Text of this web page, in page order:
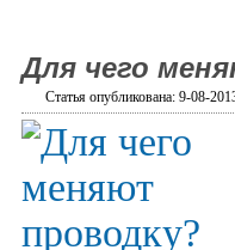
Для чего
Статья опубликована: 9-08-